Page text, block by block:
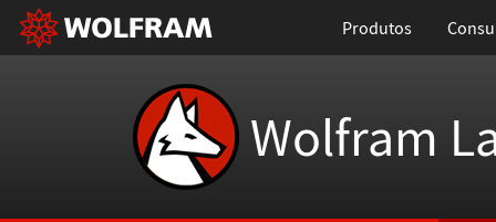
Produtos
Wolfram